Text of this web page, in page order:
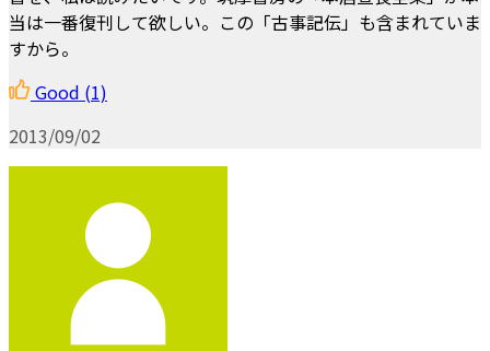
当は一番復刊して欲しい。この「古事記伝」も含まれていま
すから。
Good (1)
2013/09/02